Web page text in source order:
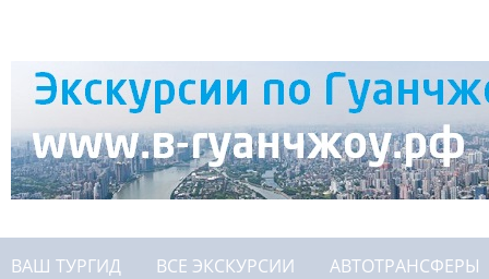
ВАШ ТУРГИД ВСЕ ЭКСКУРСИИ АВТОТРАНСФЕРЫ